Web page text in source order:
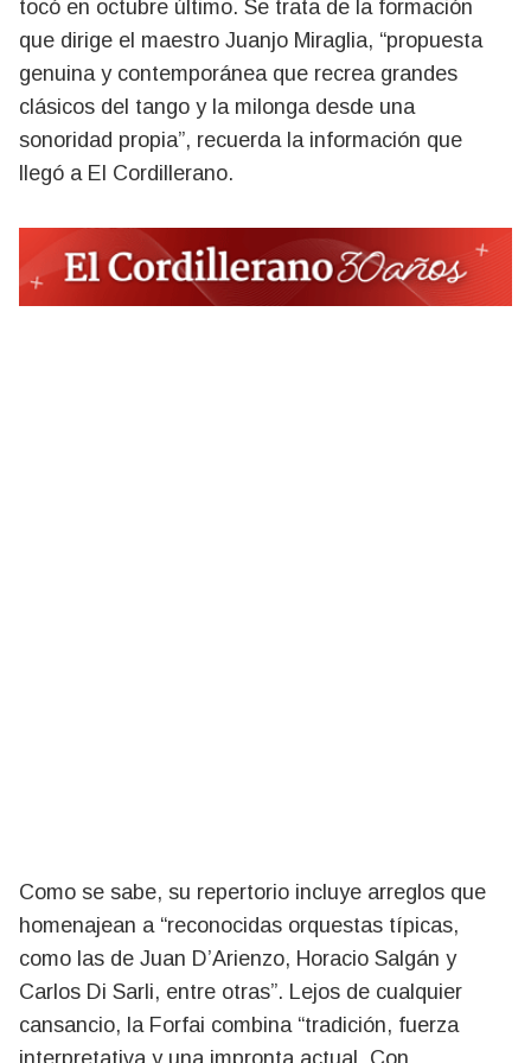
tocó en octubre último. Se trata de la formación
que dirige el maestro Juanjo Miraglia, “propuesta
genuina y contemporánea que recrea grandes
clásicos del tango y la milonga desde una
sonoridad propia”, recuerda la información que
llegó a El Cordillerano.
Como se sabe, su repertorio incluye arreglos que
homenajean a “reconocidas orquestas típicas,
como las de Juan D’Arienzo, Horacio Salgán y
Carlos Di Sarli, entre otras”. Lejos de cualquier
cansancio, la Forfai combina “tradición, fuerza
interpretativa y una impronta actual. Con